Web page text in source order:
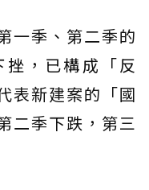
一季、第二季的
挫，已構成「反
表新建案的「國
二季下跌，第三